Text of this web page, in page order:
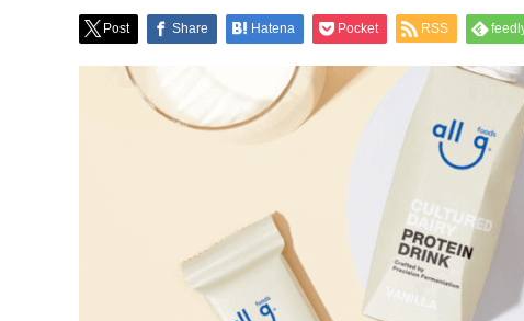
Post Share Hatena Pocket RSS